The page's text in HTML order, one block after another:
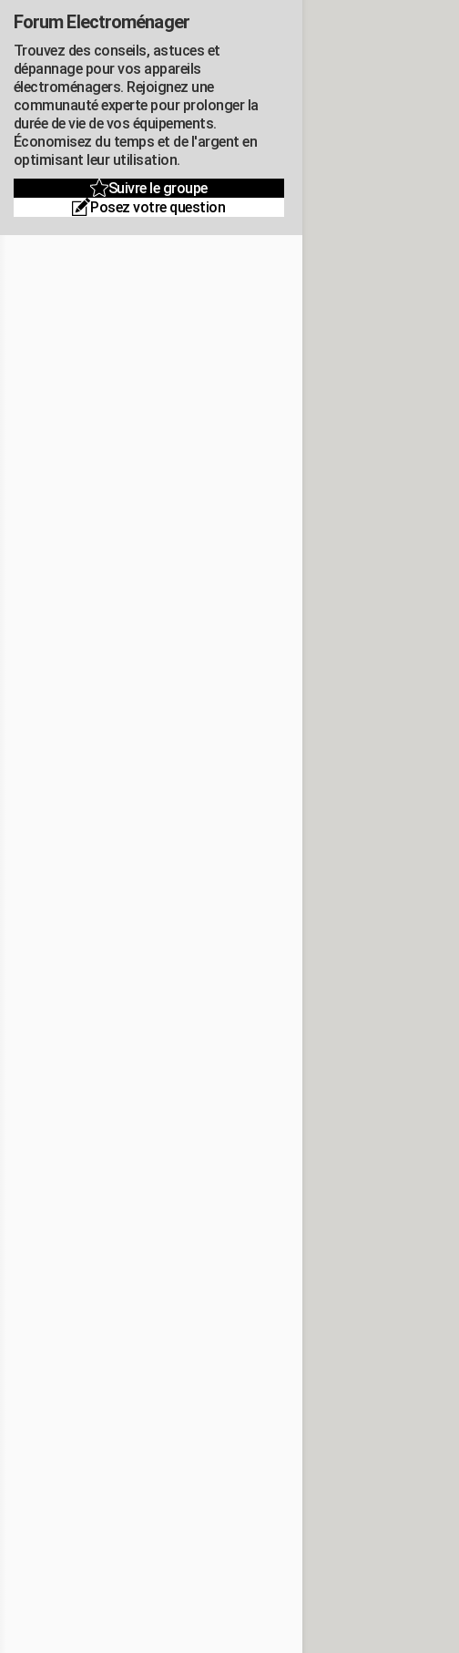
Forum Electroménager
Trouvez des conseils, astuces et
dépannage pour vos appareils
électroménagers. Rejoignez une
communauté experte pour prolonger la
durée de vie de vos équipements.
Économisez du temps et de l'argent en
optimisant leur utilisation.
Suivre le groupe
Posez votre question